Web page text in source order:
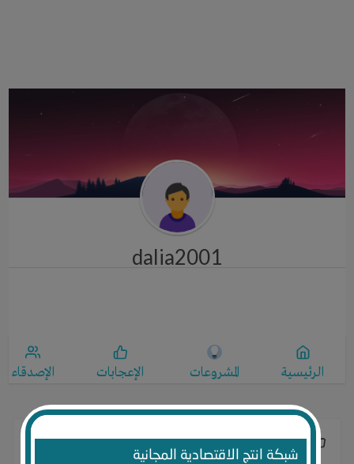
شبكة انتج الاقتصادية المجانية
n
dalia2001
الرئيسية المشروعات الإعجابات الإصدقاء
الإعجابات